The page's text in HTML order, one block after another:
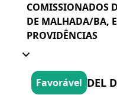
COMISSIONADOS
DE MALHADA/BA,
PROVIDÊNCIAS
Favorável DEL